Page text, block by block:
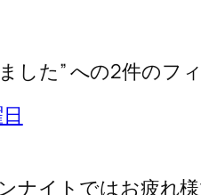
した” への2件のフ
ナイトではお疲れ